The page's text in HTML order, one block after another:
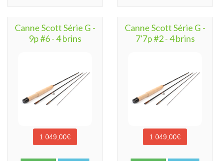
Canne Scott Série G -
9p #6 - 4 brins
1 049,00€
Canne Scott Série G -
7'7p #2 - 4 brins
1 049,00€